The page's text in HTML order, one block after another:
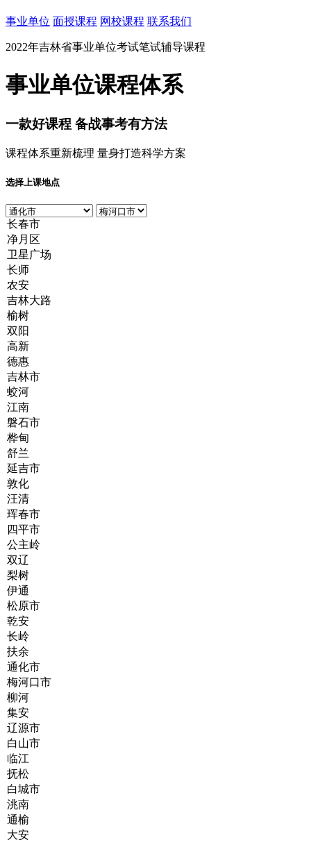
事业单位 面授课程 网校课程 联系我们
2022年吉林省事业单位考试笔试辅导课程
事业单位课程体系
一款好课程 备战事考有方法
课程体系重新梳理 量身打造科学方案
选择上课地点